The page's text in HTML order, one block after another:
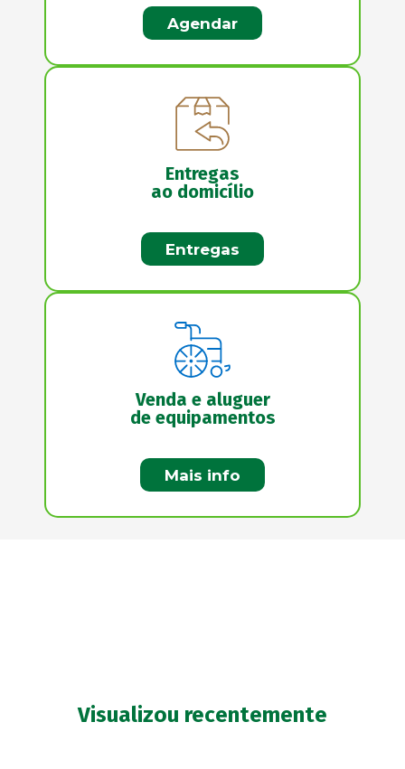
Agendar
Entregas
ao domicílio
Entregas
Venda e aluguer
de equipamentos
Mais info
Visualizou recentemente